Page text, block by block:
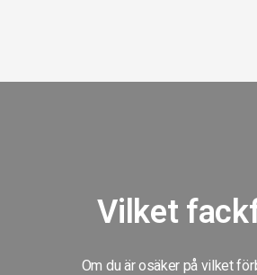
Vilket
Om du är osäker på vilket